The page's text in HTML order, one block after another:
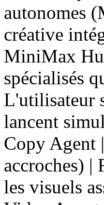
autonomes
créative
MiniMax
spécialisés
L'utilisateur
lancent
Copy Agent
accroches)
les visuels